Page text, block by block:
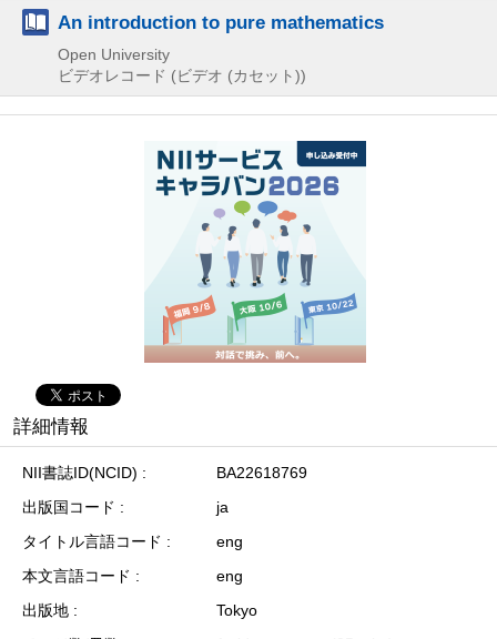
An introduction to pure mathematics
Open University
ビデオレコード (ビデオ (カセット))
詳細情報
NII書誌ID(NCID)
BA22618769
出版国コード
ja
タイトル言語コード
eng
本文言語コード
eng
出版地
Tokyo